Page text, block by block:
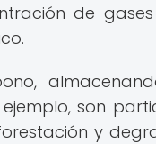
de
son
y